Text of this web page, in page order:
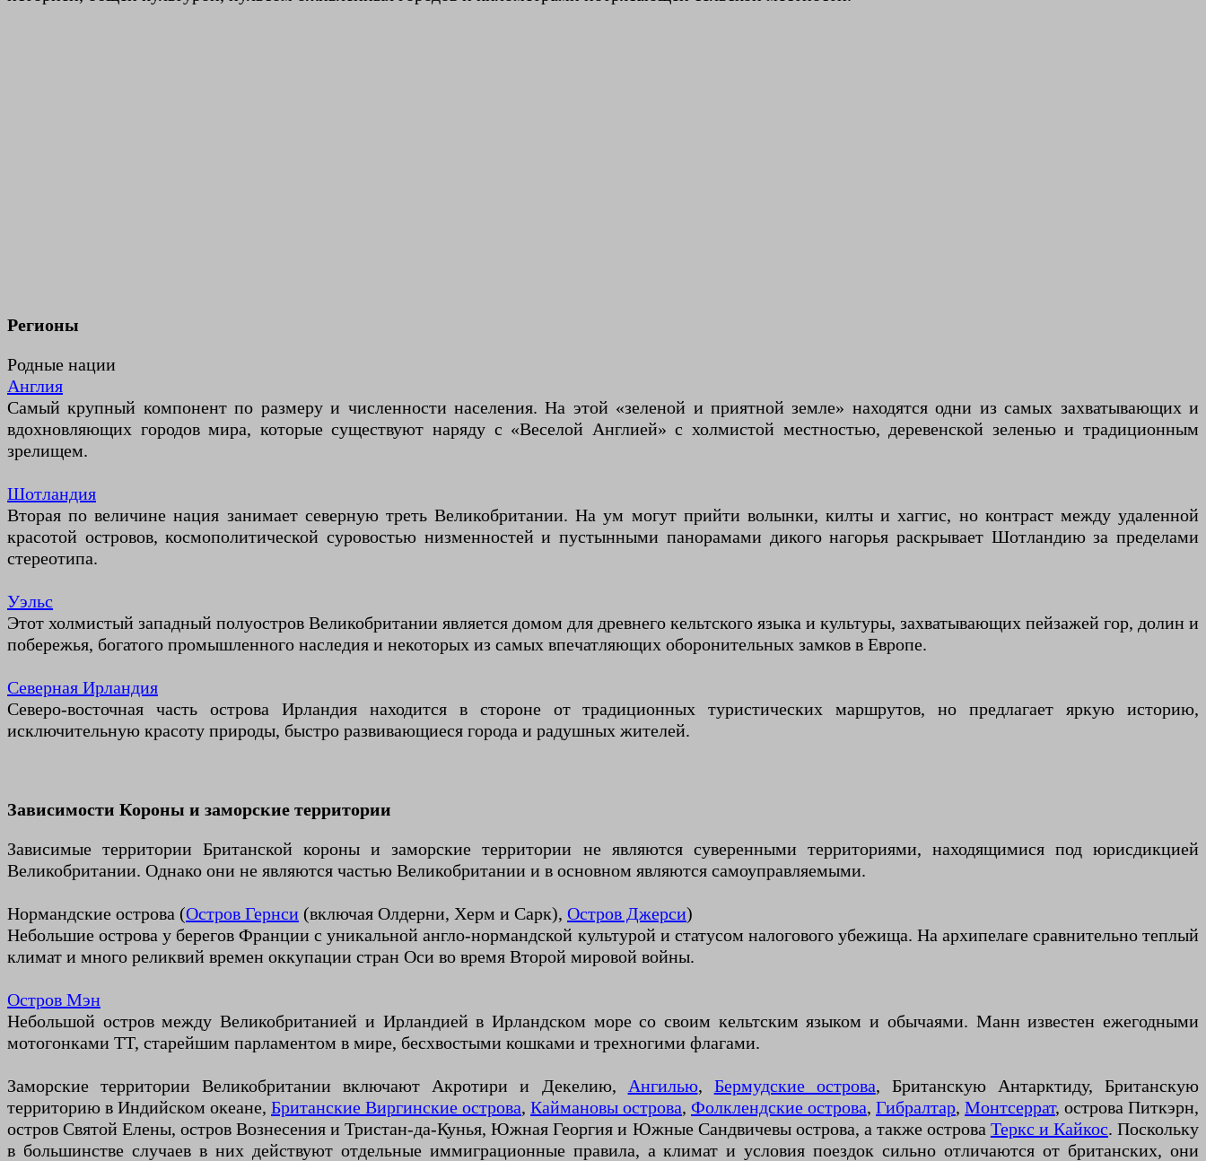
Регионы
Родные нации
Англия
Самый крупный компонент по размеру и численности населения. На этой «зеленой и приятной земле» находятся одни из самых захватывающих и
вдохновляющих городов мира, которые существуют наряду с «Веселой Англией» с холмистой местностью, деревенской зеленью и традиционным
зрелищем.
Шотландия
Вторая по величине нация занимает северную треть Великобритании. На ум могут прийти волынки, килты и хаггис, но контраст между удаленной
красотой островов, космополитической суровостью низменностей и пустынными панорамами дикого нагорья раскрывает Шотландию за пределами
стереотипа.
Уэльс
Этот холмистый западный полуостров Великобритании является домом для древнего кельтского языка и культуры, захватывающих пейзажей гор, долин и
побережья, богатого промышленного наследия и некоторых из самых впечатляющих оборонительных замков в Европе.
Северная Ирландия
Северо-восточная часть острова Ирландия находится в стороне от традиционных туристических маршрутов, но предлагает яркую историю,
исключительную красоту природы, быстро развивающиеся города и радушных жителей.
Зависимости Короны и заморские территории
Зависимые территории Британской короны и заморские территории не являются суверенными территориями, находящимися под юрисдикцией
Великобритании. Однако они не являются частью Великобритании и в основном являются самоуправляемыми.
Нормандские острова (Остров Гернси (включая Олдерни, Херм и Сарк), Остров Джерси)
Небольшие острова у берегов Франции с уникальной англо-нормандской культурой и статусом налогового убежища. На архипелаге сравнительно теплый
климат и много реликвий времен оккупации стран Оси во время Второй мировой войны.
Остров Мэн
Небольшой остров между Великобританией и Ирландией в Ирландском море со своим кельтским языком и обычаями. Манн известен ежегодными
мотогонками TT, старейшим парламентом в мире, бесхвостыми кошками и трехногими флагами.
Заморские территории Великобритании включают Акротири и Декелию, Ангилью, Бермудские острова, Британскую Антарктиду, Британскую
территорию в Индийском океане, Британские Виргинские острова, Каймановы острова, Фолклендские острова, Гибралтар, Монтсеррат, острова Питкэрн,
остров Святой Елены, остров Вознесения и Тристан-да-Кунья, Южная Георгия и Южные Сандвичевы острова, а также острова Теркс и Кайкос. Поскольку
в большинстве случаев в них действуют отдельные иммиграционные правила, а климат и условия поездок сильно отличаются от британских, они